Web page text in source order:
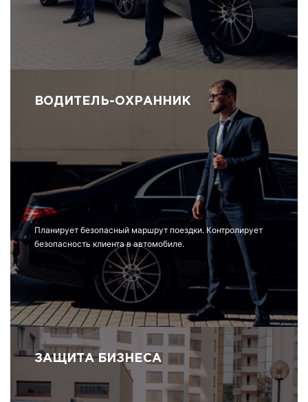
ВОДИТЕЛЬ-ОХРАННИК
Планирует безопасный маршрут поездки. Контролирует
безопасность клиента в автомобиле.
ЗАЩИТА БИЗНЕСА